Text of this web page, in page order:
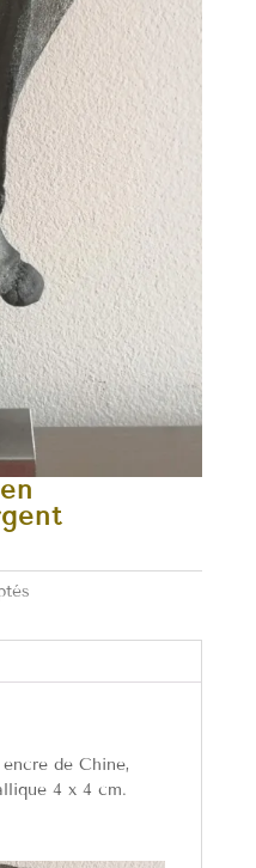
de Chine,
4 x 4 cm.